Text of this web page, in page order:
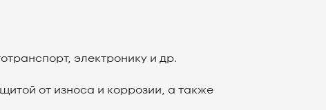
электронику и др.
от износа и коррозии, а также